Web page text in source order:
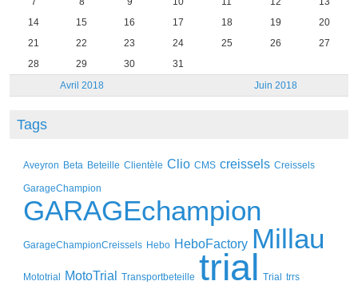
Avril 2018 Juin 2018
14
15 16 17 18 19
20
21
22 23 24 25 26
27
28
29 30 31
Tags
Aveyron Beta Beteille Clientèle Clio CMS creissels Creissels
GarageChampion
GARAGEchampion
GarageChampionCreissels Hebo HeboFactory Millau
Mototrial MotoTrial Transportbeteille trial Trial trrs